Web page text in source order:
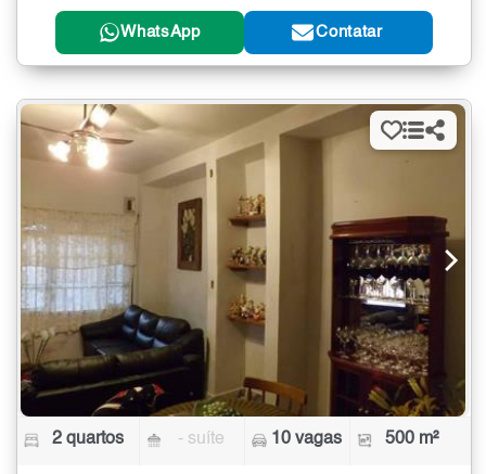
WhatsApp Contatar
2 quartos - suíte 10 vagas 500 m²